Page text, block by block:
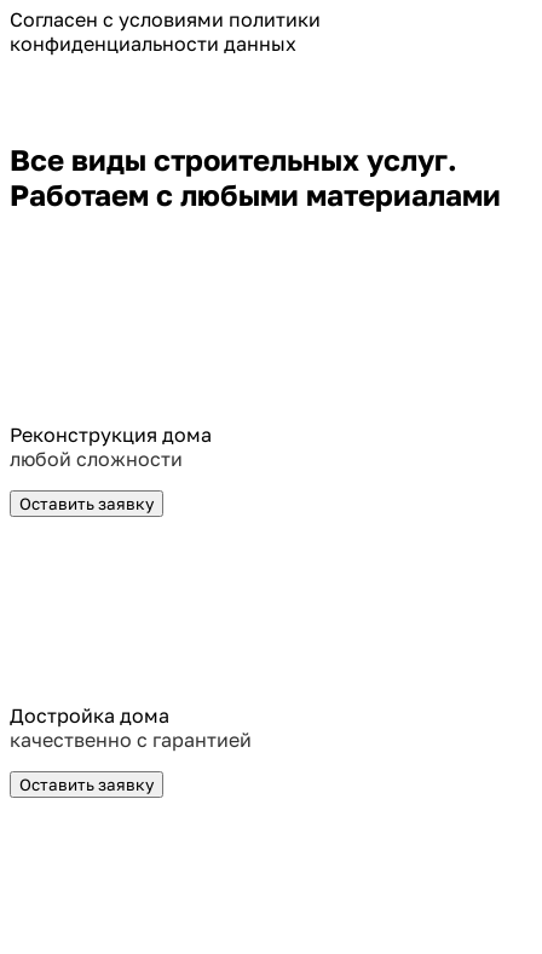
Cогласен с условиями политики
конфиденциальности данных
Все виды строительных услуг.
Работаем с любыми материалами
Реконструкция дома
любой сложности
Оставить заявку
Достройка дома
качественно с гарантией
Оставить заявку